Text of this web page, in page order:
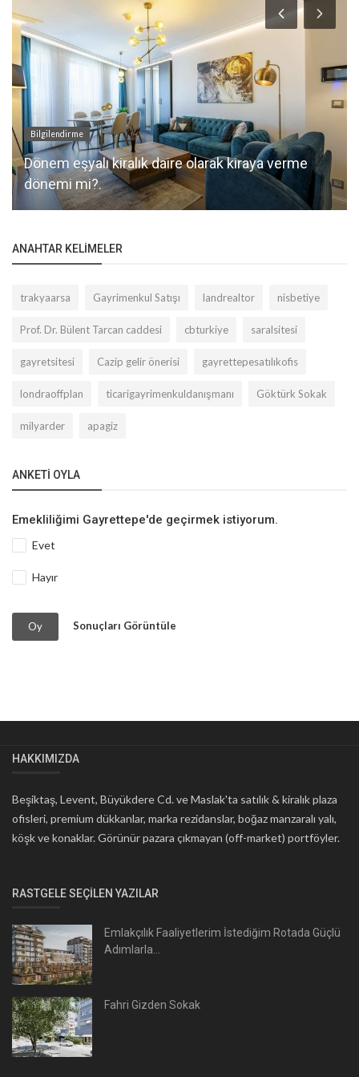
Bilgilendirme
Dönem eşyalı kiralık daire olarak kiraya verme
dönemi mi?.
ANAHTAR KELIMELER
trakyaarsa Gayrimenkul Satışı landrealtor nisbetiye
Prof. Dr. Bülent Tarcan caddesi cbturkiye saralsitesi
gayretsitesi Cazip gelir önerisi gayrettepesatılıkofis
londraoffplan ticarigayrimenkuldanışmanı Göktürk Sokak
milyarder apagiz
ANKETI OYLA
Emekliliğimi Gayrettepe'de geçirmek istiyorum.
Evet
Hayır
Oy Sonuçları Görüntüle
HAKKIMIZDA
Beşiktaş, Levent, Büyükdere Cd. ve Maslak'ta satılık & kiralık plaza
ofisleri, premium dükkanlar, marka rezidanslar, boğaz manzaralı yalı,
köşk ve konaklar. Görünür pazara çıkmayan (off-market) portföyler.
RASTGELE SEÇILEN YAZILAR
Emlakçılık Faaliyetlerim İstediğim Rotada Güçlü
Adımlarla...
Fahri Gizden Sokak